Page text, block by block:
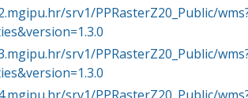
srv1/PPRasterZ20_Public/
srv1/PPRasterZ20_Public/